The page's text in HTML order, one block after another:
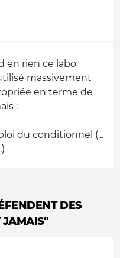
en rien ce labo
massivement
en terme de
:
du conditionnel (...
DES
JAMAIS"